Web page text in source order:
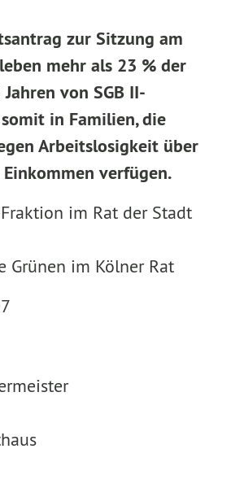
zur Sitzung am
mehr als 23 % der
von SGB II-
in Familien, die
Arbeitslosigkeit über
verfügen.
im Rat der Stadt
Grünen im Kölner Rat